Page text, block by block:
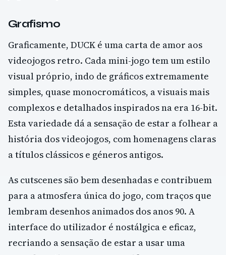
Grafismo
Graficamente, DUCK é uma carta de amor aos
videojogos retro. Cada mini-jogo tem um estilo
visual próprio, indo de gráficos extremamente
simples, quase monocromáticos, a visuais mais
complexos e detalhados inspirados na era 16-bit.
Esta variedade dá a sensação de estar a folhear a
história dos videojogos, com homenagens claras
a títulos clássicos e géneros antigos.
As cutscenes são bem desenhadas e contribuem
para a atmosfera única do jogo, com traços que
lembram desenhos animados dos anos 90. A
interface do utilizador é nostálgica e eficaz,
recriando a sensação de estar a usar uma